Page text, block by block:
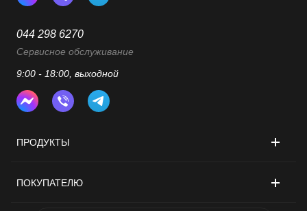
ПРОДУКТЫ
ПОКУПАТЕЛЮ
044 298 6270
Сервисное обслуживание
9:00 - 18:00, выходной